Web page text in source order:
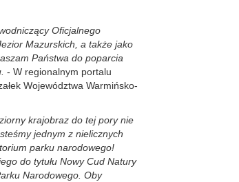
Oficjalnego
Mazurskich, a także jako
Państwa do poparcia
- W regionalnym portalu
Województwa Warmińsko-
krajobraz do tej pory nie
jednym z nielicznych
parku narodowego!
do tytułu Nowy Cud Natury
Narodowego. Oby